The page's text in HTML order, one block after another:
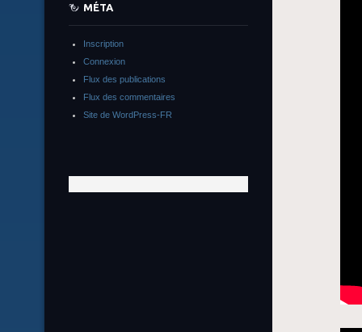
MÉTA
Inscription
Connexion
Flux des publications
Flux des commentaires
Site de WordPress-FR